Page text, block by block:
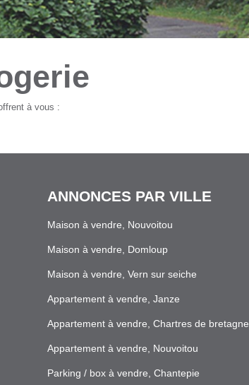
à vous :
ANNONCES PAR VILLE
Maison à vendre, Nouvoitou
Maison à vendre, Domloup
Maison à vendre, Vern sur seiche
Appartement à vendre, Janze
Appartement à vendre, Chartres de bretagne
Appartement à vendre, Nouvoitou
Parking / box à vendre, Chantepie